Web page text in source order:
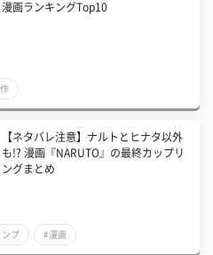
漫画ランキングTop10
【ネタバレ注意】ナルトとヒナタ以外
も!? 漫画『NARUTO』の最終カップリ
ングまとめ
ンプ #漫画